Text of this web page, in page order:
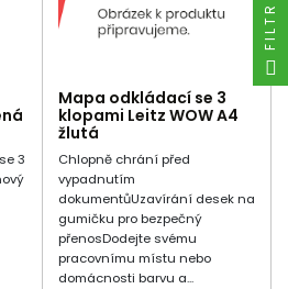
3
Mapa odkládací se 3
klopami Leitz WOW A4
žlutá
Chlopně chrání před
vypadnutím
dokumentůUzavírání desek na
gumičku pro bezpečný
přenosDodejte svému
pracovnímu místu nebo
domácnosti barvu a...
FILTR